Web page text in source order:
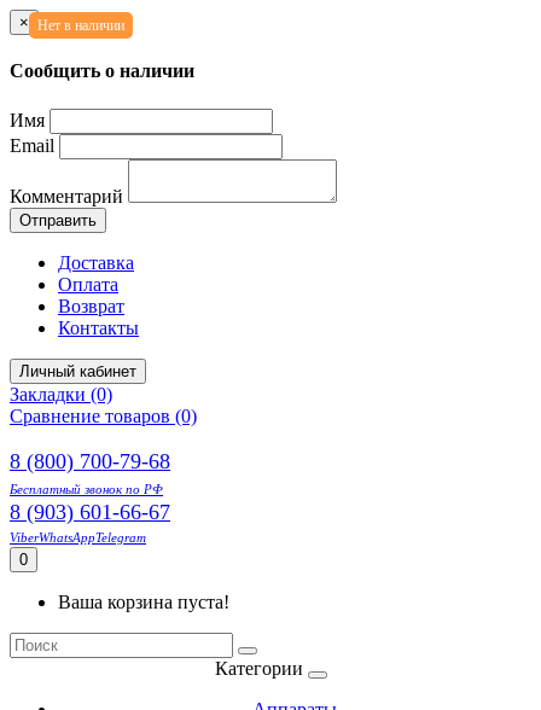
×
Сообщить о наличии
Имя
Email
Комментарий
Отправить
Доставка
Оплата
Возврат
Контакты
Личный кабинет
Закладки (0)
Сравнение товаров (0)
8 (800) 700-79-68
Бесплатный звонок по РФ
8 (903) 601-66-67
ViberWhatsAppTelegram
0
Ваша корзина пуста!
Категории
Нет в наличии